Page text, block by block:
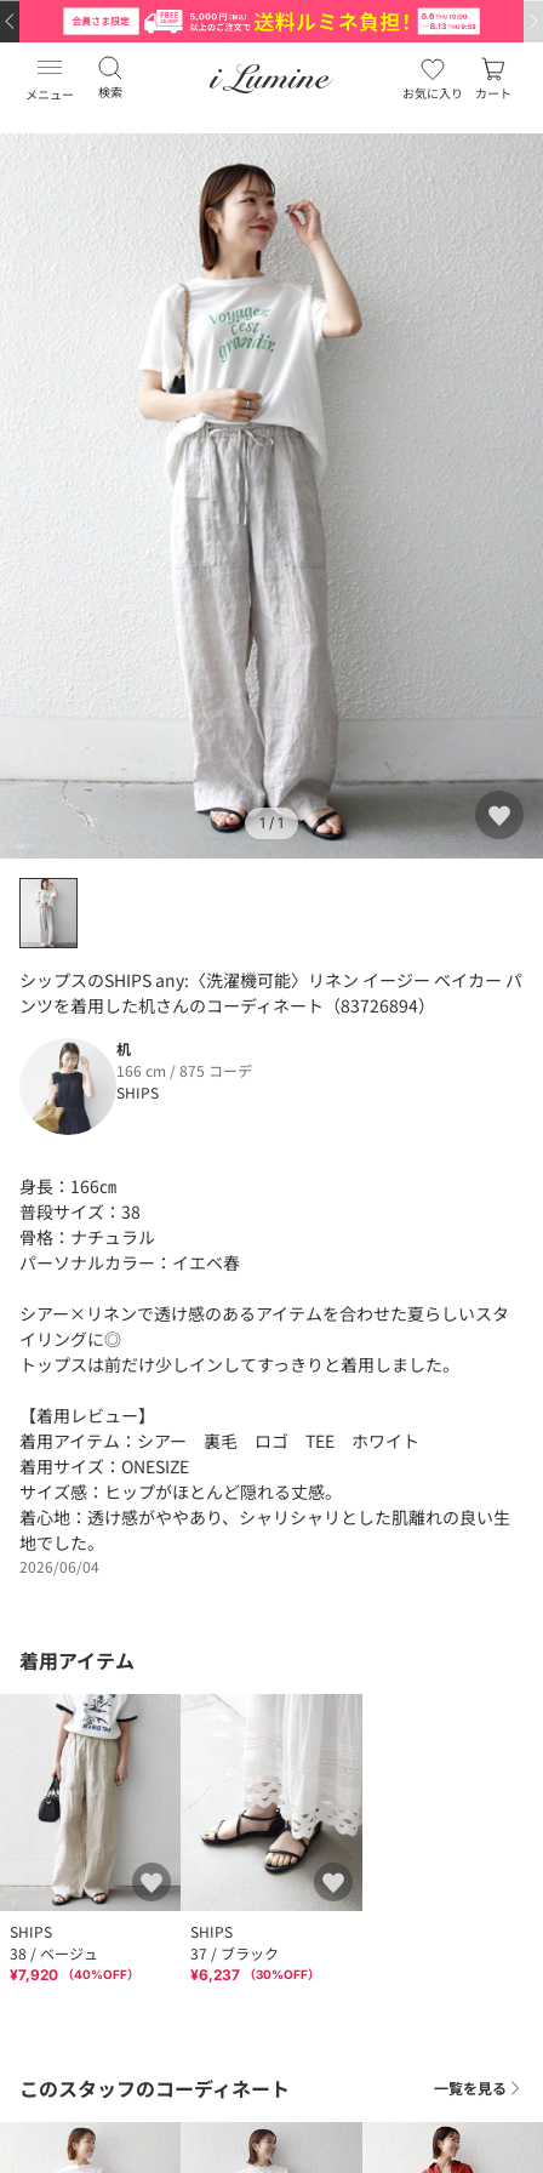
メニュー 検索 お気に入り カート
1 / 1
シップスのSHIPS any:〈洗濯機可能〉リネン イージー ベイカー パ
ンツを着用した机さんのコーディネート（83726894）
机
166 cm / 875 コーデ
SHIPS
身長：166㎝
普段サイズ：38
骨格：ナチュラル
パーソナルカラー：イエベ春
シアー×リネンで透け感のあるアイテムを合わせた夏らしいスタ
イリングに◎
トップスは前だけ少しインしてすっきりと着用しました。
【着用レビュー】
着用アイテム：シアー 裏毛 ロゴ TEE ホワイト
着用サイズ：ONESIZE
サイズ感：ヒップがほとんど隠れる丈感。
着心地：透け感がややあり、シャリシャリとした肌離れの良い生
地でした。
2026/06/04
着用アイテム
SHIPS
38 / ベージュ
¥7,920 （40%OFF）
SHIPS
37 / ブラック
¥6,237 （30%OFF）
このスタッフのコーディネート 一覧を見る